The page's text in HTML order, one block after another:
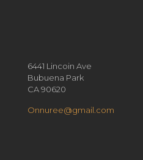
6441 Lincoin Ave
Bubuena Park
CA 90620
Onnuree@gmail.com